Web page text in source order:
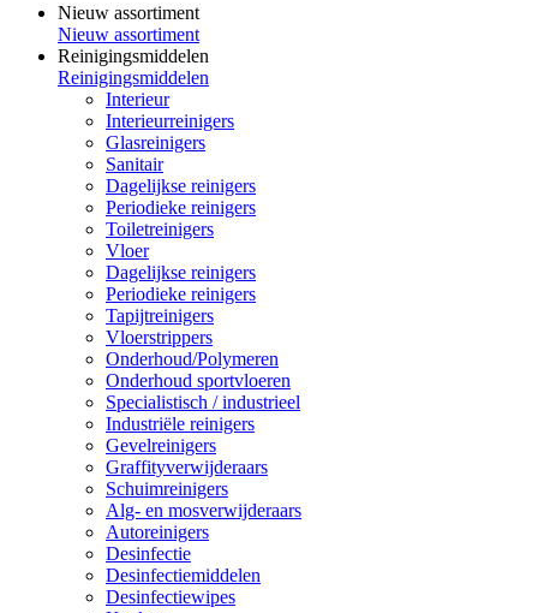
Nieuw assortiment
Nieuw assortiment
Reinigingsmiddelen
Reinigingsmiddelen
Interieur
Interieurreinigers
Glasreinigers
Sanitair
Dagelijkse reinigers
Periodieke reinigers
Toiletreinigers
Vloer
Dagelijkse reinigers
Periodieke reinigers
Tapijtreinigers
Vloerstrippers
Onderhoud/Polymeren
Onderhoud sportvloeren
Specialistisch / industrieel
Industriële reinigers
Gevelreinigers
Graffityverwijderaars
Schuimreinigers
Alg- en mosverwijderaars
Autoreinigers
Desinfectie
Desinfectiemiddelen
Desinfectiewipes